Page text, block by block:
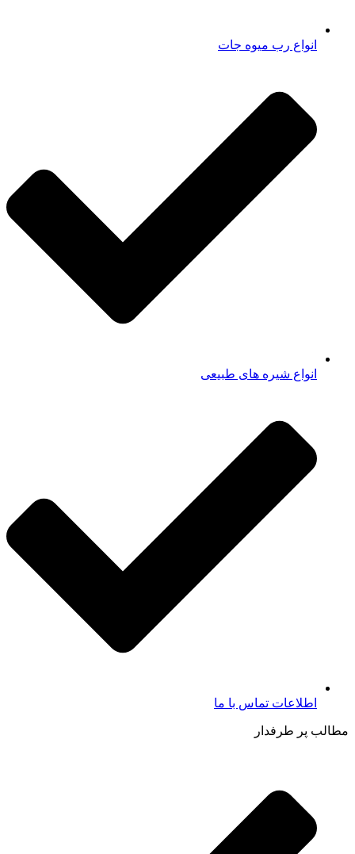
انواع رب میوه جات
انواع شیره های طبیعی
اطلاعات تماس با ما​
مطالب پر طرفدار